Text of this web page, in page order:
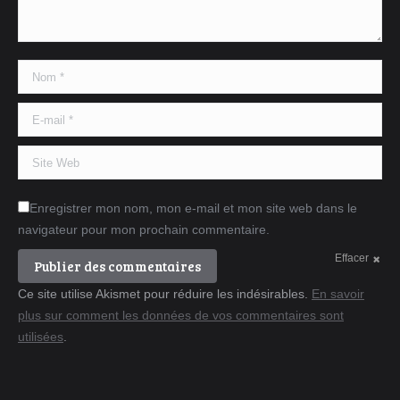
Nom *
E-mail *
Site Web
Enregistrer mon nom, mon e-mail et mon site web dans le
navigateur pour mon prochain commentaire.
Effacer
Publier des commentaires
Ce site utilise Akismet pour réduire les indésirables. En savoir
plus sur comment les données de vos commentaires sont
utilisées